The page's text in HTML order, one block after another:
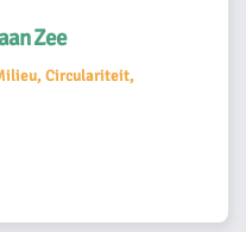
Zee
Circulariteit,